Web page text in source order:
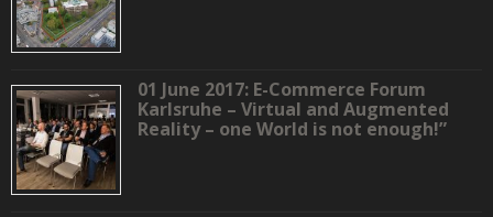
01 June 2017: E-Commerce Forum
Karlsruhe – Virtual and Augmented
Reality – one World is not enough!”